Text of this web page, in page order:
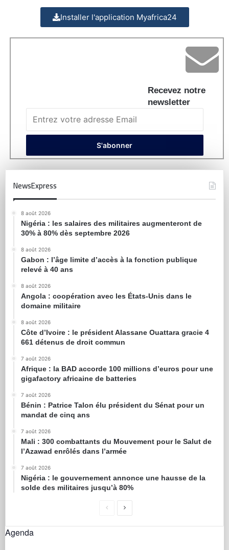
Installer l'application Myafrica24
Recevez notre
newsletter
NewsExpress
8 août 2026
Nigéria : les salaires des militaires augmenteront de
30% à 80% dès septembre 2026
8 août 2026
Gabon : l’âge limite d’accès à la fonction publique
relevé à 40 ans
8 août 2026
Angola : coopération avec les États-Unis dans le
domaine militaire
8 août 2026
Côte d’Ivoire : le président Alassane Ouattara gracie 4
661 détenus de droit commun
7 août 2026
Afrique : la BAD accorde 100 millions d’euros pour une
gigafactory africaine de batteries
7 août 2026
Bénin : Patrice Talon élu président du Sénat pour un
mandat de cinq ans
7 août 2026
Mali : 300 combattants du Mouvement pour le Salut de
l’Azawad enrôlés dans l’armée
7 août 2026
Nigéria : le gouvernement annonce une hausse de la
solde des militaires jusqu’à 80%
Agenda